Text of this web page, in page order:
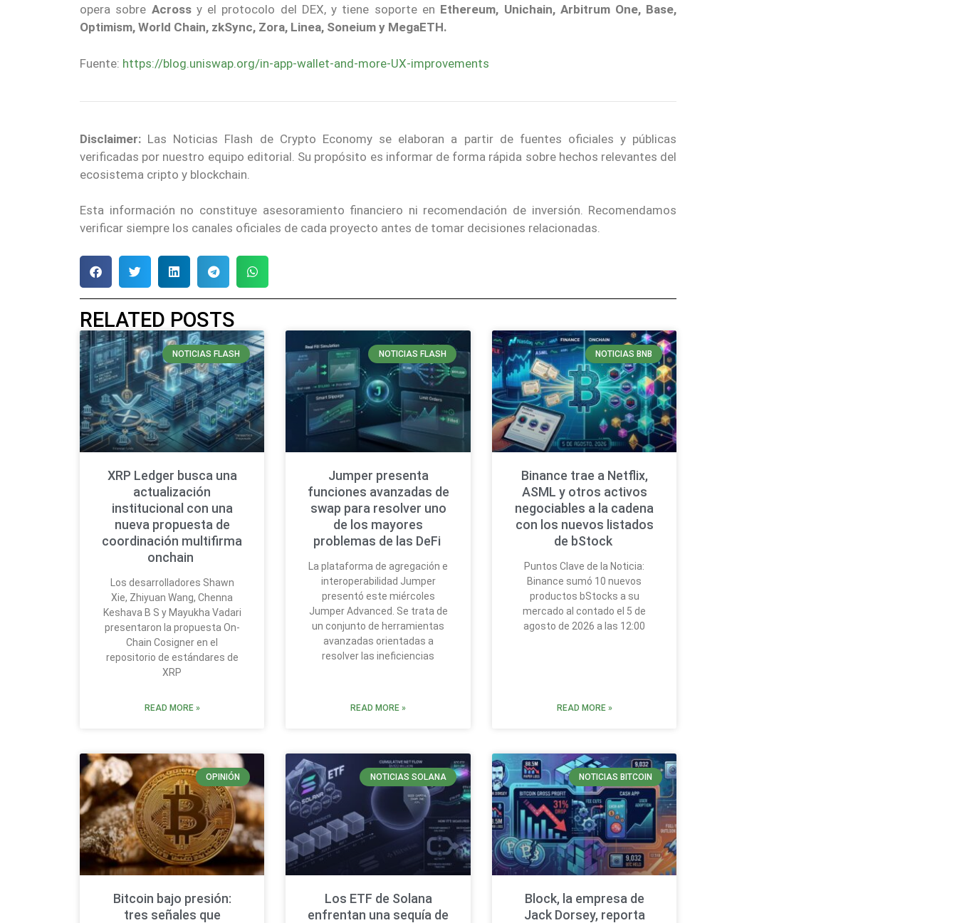
opera sobre Across y el protocolo del DEX, y tiene soporte en Ethereum, Unichain, Arbitrum One, Base,
Optimism, World Chain, zkSync, Zora, Linea, Soneium y MegaETH.
Fuente: https://blog.uniswap.org/in-app-wallet-and-more-UX-improvements
Disclaimer: Las Noticias Flash de Crypto Economy se elaboran a partir de fuentes oficiales y públicas
verificadas por nuestro equipo editorial. Su propósito es informar de forma rápida sobre hechos relevantes del
ecosistema cripto y blockchain.
Esta información no constituye asesoramiento financiero ni recomendación de inversión. Recomendamos
verificar siempre los canales oficiales de cada proyecto antes de tomar decisiones relacionadas.
RELATED POSTS
NOTICIAS FLASH
XRP Ledger busca una
actualización
institucional con una
nueva propuesta de
coordinación multifirma
onchain
Los desarrolladores Shawn
Xie, Zhiyuan Wang, Chenna
Keshava B S y Mayukha Vadari
presentaron la propuesta On-
Chain Cosigner en el
repositorio de estándares de
XRP
READ MORE »
NOTICIAS FLASH
Jumper presenta
funciones avanzadas de
swap para resolver uno
de los mayores
problemas de las DeFi
La plataforma de agregación e
interoperabilidad Jumper
presentó este miércoles
Jumper Advanced. Se trata de
un conjunto de herramientas
avanzadas orientadas a
resolver las ineficiencias
READ MORE »
NOTICIAS BNB
Binance trae a Netflix,
ASML y otros activos
negociables a la cadena
con los nuevos listados
de bStock
Puntos Clave de la Noticia:
Binance sumó 10 nuevos
productos bStocks a su
mercado al contado el 5 de
agosto de 2026 a las 12:00
READ MORE »
OPINIÓN
Bitcoin bajo presión:
tres señales que
NOTICIAS SOLANA
Los ETF de Solana
enfrentan una sequía de
NOTICIAS BITCOIN
Block, la empresa de
Jack Dorsey, reporta